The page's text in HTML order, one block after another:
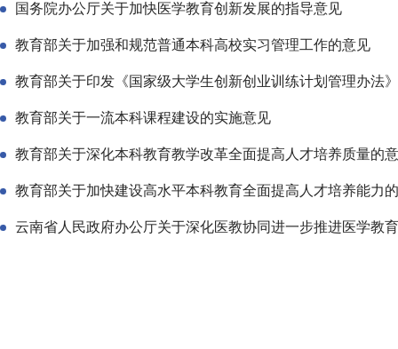
国务院办公厅关于加快医学教育创新发展的指导意见
教育部关于加强和规范普通本科高校实习管理工作的意见
教育部关于印发《国家级大学生创新创业训练计划管理办法
教育部关于一流本科课程建设的实施意见
教育部关于深化本科教育教学改革全面提高人才培养质量的
教育部关于加快建设高水平本科教育全面提高人才培养能力
云南省人民政府办公厅关于深化医教协同进一步推进医学教